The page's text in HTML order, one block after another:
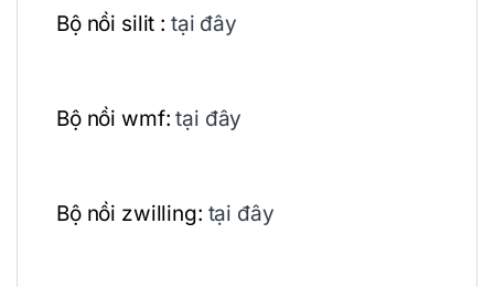
Bộ nồi silit : tại đây
Bộ nồi wmf:tại đây
Bộ nồi zwilling: tại đây